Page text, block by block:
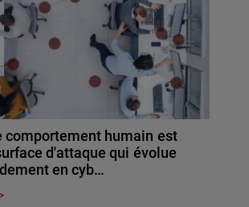
comportement humain est
d'attaque qui évolue
en cyb…